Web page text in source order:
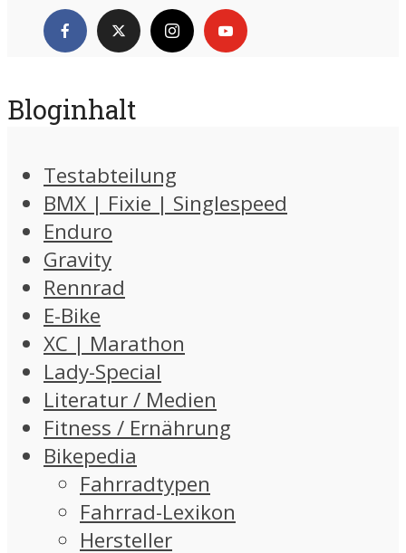
Bloginhalt
Testabteilung
BMX | Fixie | Singlespeed
Enduro
Gravity
Rennrad
E-Bike
XC | Marathon
Lady-Special
Literatur / Medien
Fitness / Ernährung
Bikepedia
Fahrradtypen
Fahrrad-Lexikon
Hersteller